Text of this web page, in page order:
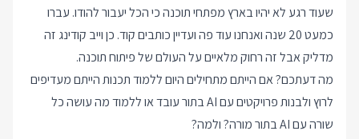
שעוד רגע לא יהיו בארץ מפתחי תוכנה כי הכל יעבור להודו. עברו
כמעט 20 שנה ואנחנו עוד פה ועדיין כותבים קוד. כן וייב קודינג זה
מדליק אבל זה רחוק מלאיים על העולם של פיתוח תוכנה.
מה דעתכם? אם הייתם מתחילים היום ללמוד תכנות הייתם מעדיפים
לרוץ ולבנות פרויקטים עם AI בתור עובד או ללמוד מה עושה כל
שורה עם AI בתור מורה? ולמה?